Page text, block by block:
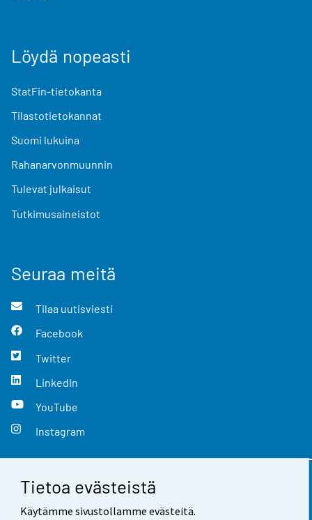
Tietoa evästeistä
Käytämme sivustollamme evästeitä.
Löydä nopeasti
StatFin-tietokanta
Tilastotietokannat
Suomi lukuina
Rahanarvonmuunnin
Tulevat julkaisut
Tutkimusaineistot
Seuraa meitä
Tilaa uutisviesti
Facebook
Twitter
LinkedIn
YouTube
Instagram
Yhteystiedot